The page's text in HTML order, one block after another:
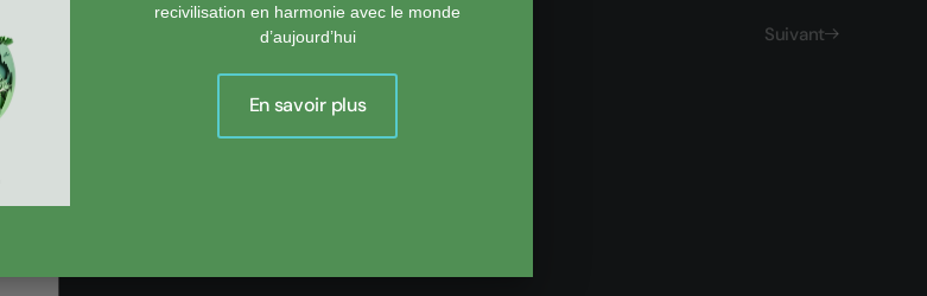
Suivant
recivilisation en harmonie avec le monde
d’aujourd’hui
En savoir plus